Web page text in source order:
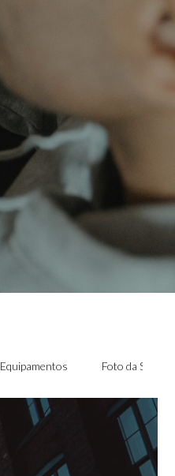
Equipamentos Foto da